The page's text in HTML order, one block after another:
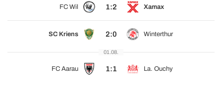
FC Wil 1:2 Xamax
SC Kriens 2:0 Winterthur
01.08.
FC Aarau 1:1 La. Ouchy